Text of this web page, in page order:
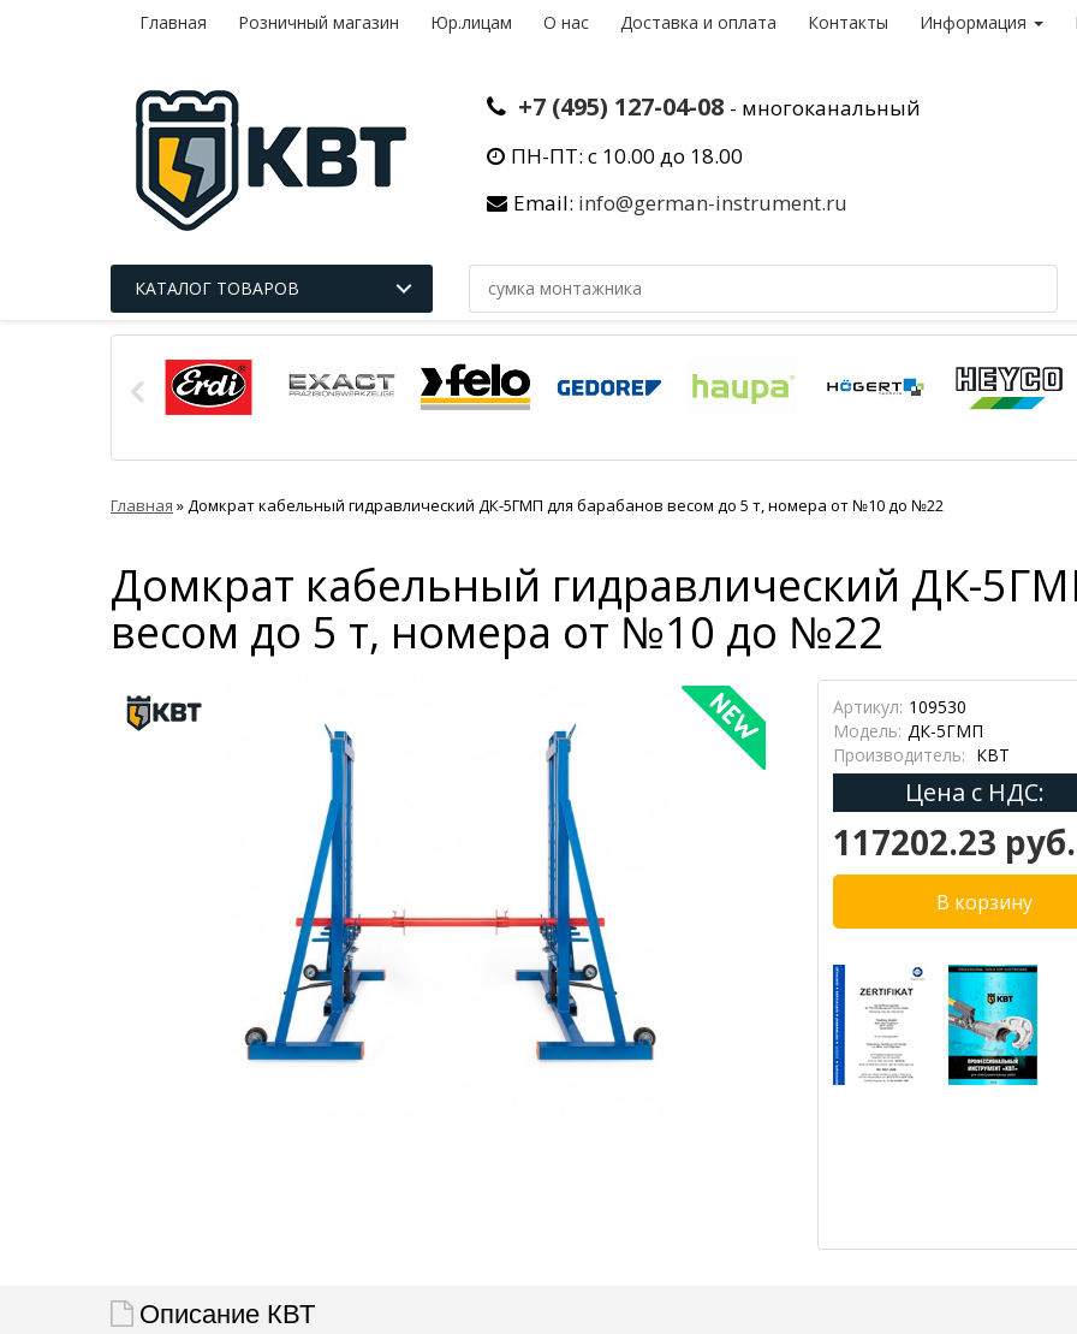
Главная Розничный магазин Юр.лицам О нас Доставка и оплата Контакты Информация
+7 (495) 127-04-08 - многоканальный
ПН-ПТ: с 10.00 до 18.00
Email: info@german-instrument.ru
КАТАЛОГ ТОВАРОВ
Главная » Домкрат кабельный гидравлический ДК-5ГМП для барабанов весом до 5 т, номера от №10 до №22
Домкрат кабельный гидравлический ДК-
весом до 5 т, номера от №10 до №22
Артикул: 109530
Модель: ДК-5ГМП
Производитель: КВТ
Цена с НДС:
117202.23 руб.
Описание КВТ